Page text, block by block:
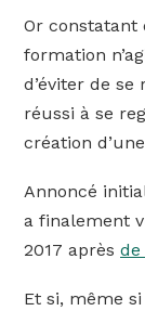
Or constatant
formation
d’éviter de
réussi à se
création
Annoncé
a finalement
2017 après de
Et si, même